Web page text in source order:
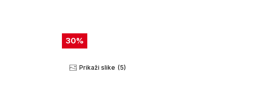
30%
Prikaži slike (5)